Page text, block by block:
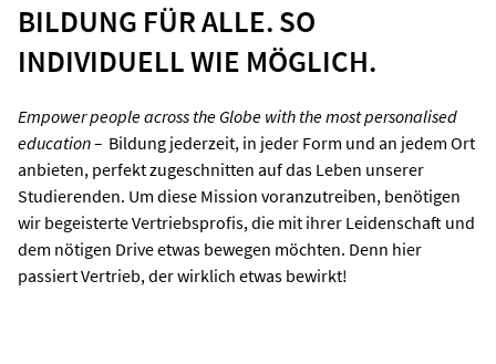
BILDUNG FÜR ALLE. SO
INDIVIDUELL WIE MÖGLICH.
Empower people across the Globe with the most personalised
education – Bildung jederzeit, in jeder Form und an jedem Ort
anbieten, perfekt zugeschnitten auf das Leben unserer
Studierenden. Um diese Mission voranzutreiben, benötigen
wir begeisterte Vertriebsprofis, die mit ihrer Leidenschaft und
dem nötigen Drive etwas bewegen möchten. Denn hier
passiert Vertrieb, der wirklich etwas bewirkt!